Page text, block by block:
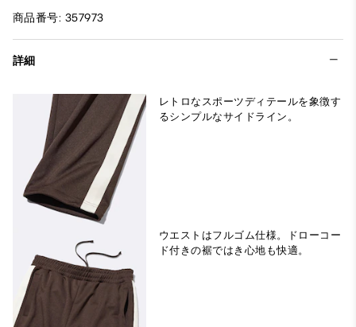
商品番号: 357973
詳細
レトロなスポーツディテールを象徴す
るシンプルなサイドライン。
ウエストはフルゴム仕様。ドローコー
ド付きの裾ではき心地も快適。